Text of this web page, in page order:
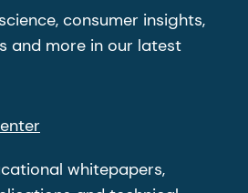
consumer insights,
and more in our latest
whitepapers,